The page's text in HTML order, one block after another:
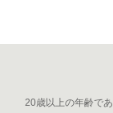
20歳以上の年齢で